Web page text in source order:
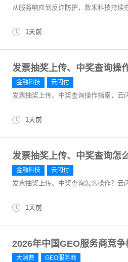
从服务响应到反诈防护，数禾科技持续
1天前
发票抽奖上传、中奖查询操
金融科技 云闪付
发票抽奖上传、中奖查询操作指南，云
1天前
发票抽奖上传、中奖查询怎
金融科技 云闪付
发票抽奖上传、中奖查询怎么操作？云
1天前
2026年中国GEO服务商竞
大消费 GEO服务商